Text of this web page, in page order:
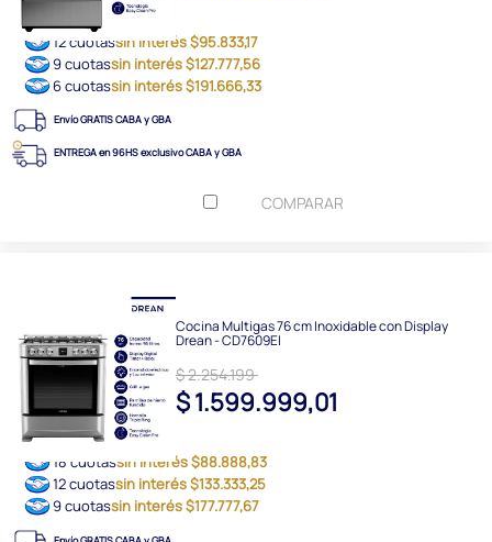
12 cuotassin interés $95.833,17
9 cuotassin interés $127.777,56
6 cuotassin interés $191.666,33
Envío GRATIS CABA y GBA
ENTREGA en 96HS exclusivo CABA y GBA
COMPARAR
Cocina Multigas 76 cm Inoxidable con Display
Drean - CD7609EI
$ 2.254.199
$ 1.599.999,01
18 cuotassin interés $88.888,83
12 cuotassin interés $133.333,25
9 cuotassin interés $177.777,67